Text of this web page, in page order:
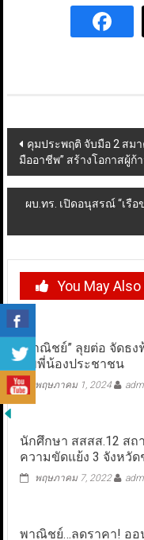
Post
navigation
คุมประพฤติ จับมือ 2 สม
มืออาชีพ” สร้างโอกาสผู้
ผบ.ทร. เปิดอนุสรณ์ “เรือ
You May Also
“พาณิชย์” ลุยต่อ จัดธ
ชีพพี่น้องประชาชน
พฤษภาคม 1, 2024
นักศึกษา สสสส.12 สถ
ความขัดแย้ง 3 จังหวั
พฤษภาคม 7, 2022
พาณิชย์…ลดราคา! ออ